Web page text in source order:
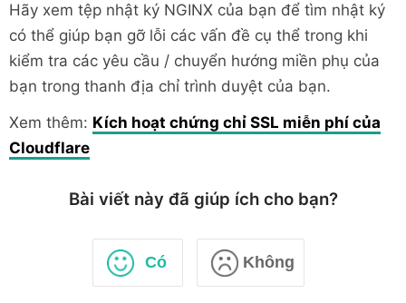
fastcgi_buffer_size 32k;
fastcgi_buffers
8 16k;
fastcgi_busy_buffers_size
fastcgi_temp_file_write_size
fastcgi_intercept_errors
fastcgi_param
/home/exampledomain.vn/public_html
e;
location
~ /\.(?!well-known).*
deny
all;
access_log off;
Hãy xem tệp nhật ký NGINX của bạn để tìm nhật ký
có thể giúp bạn gỡ lỗi các vấn đề cụ thể trong khi
kiểm tra các yêu cầu / chuyển hướng miền phụ của
bạn trong thanh địa chỉ trình duyệt của bạn.
Xem thêm: Kích hoạt chứng chỉ SSL miễn phí của
Cloudflare
Bài viết này đã giúp ích cho bạn?
Có Không